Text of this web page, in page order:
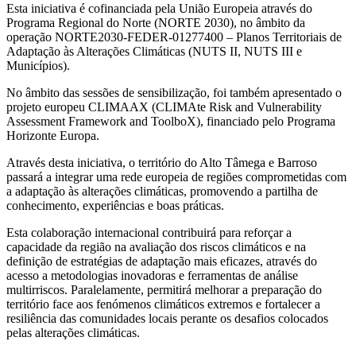
Esta iniciativa é cofinanciada pela União Europeia através do
Programa Regional do Norte (NORTE 2030), no âmbito da
operação NORTE2030-FEDER-01277400 – Planos Territoriais de
Adaptação às Alterações Climáticas (NUTS II, NUTS III e
Municípios).
No âmbito das sessões de sensibilização, foi também apresentado o
projeto europeu CLIMAAX (CLIMAte Risk and Vulnerability
Assessment Framework and ToolboX), financiado pelo Programa
Horizonte Europa.
Através desta iniciativa, o território do Alto Tâmega e Barroso
passará a integrar uma rede europeia de regiões comprometidas com
a adaptação às alterações climáticas, promovendo a partilha de
conhecimento, experiências e boas práticas.
Esta colaboração internacional contribuirá para reforçar a
capacidade da região na avaliação dos riscos climáticos e na
definição de estratégias de adaptação mais eficazes, através do
acesso a metodologias inovadoras e ferramentas de análise
multirriscos. Paralelamente, permitirá melhorar a preparação do
território face aos fenómenos climáticos extremos e fortalecer a
resiliência das comunidades locais perante os desafios colocados
pelas alterações climáticas.